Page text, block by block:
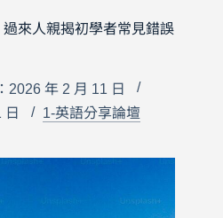
來人親揭初學者常見錯誤
2026 年 2 月 11 日
1-英語分享論壇